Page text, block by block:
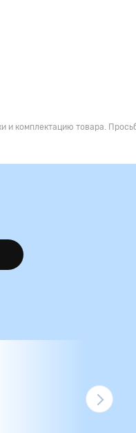
и комплектацию товара.